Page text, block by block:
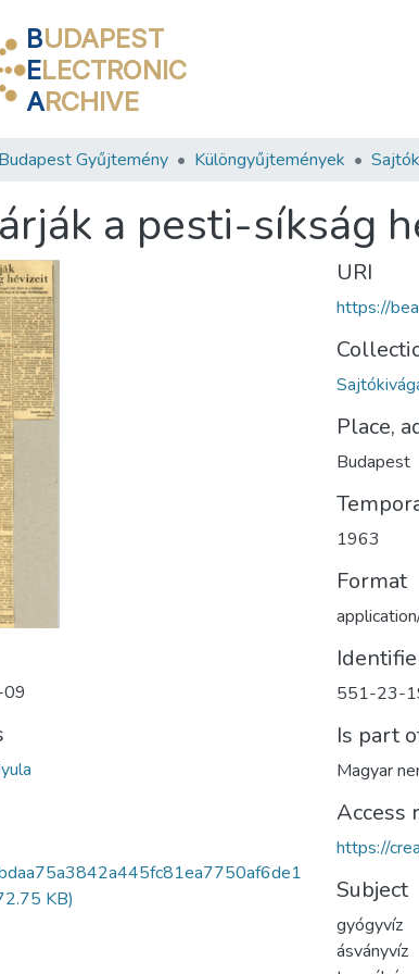
BUDAPEST
ELECTRONIC
ARCHIVE
Budapest Gyűjtemény Különgyűjtemények
a pesti-síkság
KB)
URI
https://
Place,
Budapest
1963
Format
551-23-
Is part
Magyar
Access
https://
Subject
gyógyvíz
ásványvíz